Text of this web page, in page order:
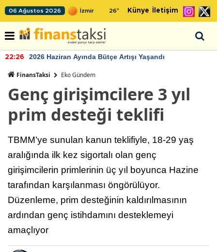
06 Ağustos 2026 26° Künye İletişim
22:26 2026 Haziran Ayında Bütçe Artışı Yaşandı
FinansTaksi Eko Gündem
Genç girişimcilere 3 yıl
prim desteği teklifi
TBMM’ye sunulan kanun teklifiyle, 18-29 yaş
aralığında ilk kez sigortalı olan genç
girişimcilerin primlerinin üç yıl boyunca Hazine
tarafından karşılanması öngörülüyor.
Düzenleme, prim desteğinin kaldırılmasının
ardından genç istihdamını desteklemeyi
amaçlıyor